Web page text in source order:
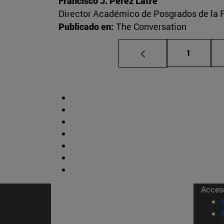
Director Académico de Posgrados de la
Publicado en: The Conversation
Página
1